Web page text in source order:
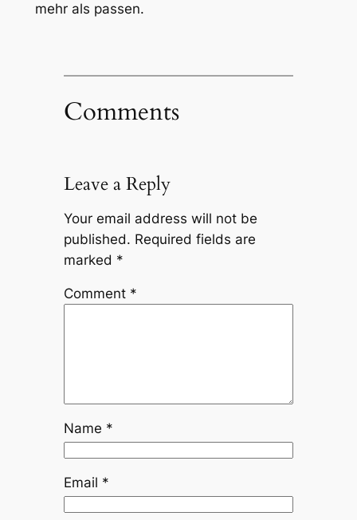
mehr als passen.
Comments
Leave a Reply
Your email address will not be
published. Required fields are
marked *
Comment *
Name *
Email *